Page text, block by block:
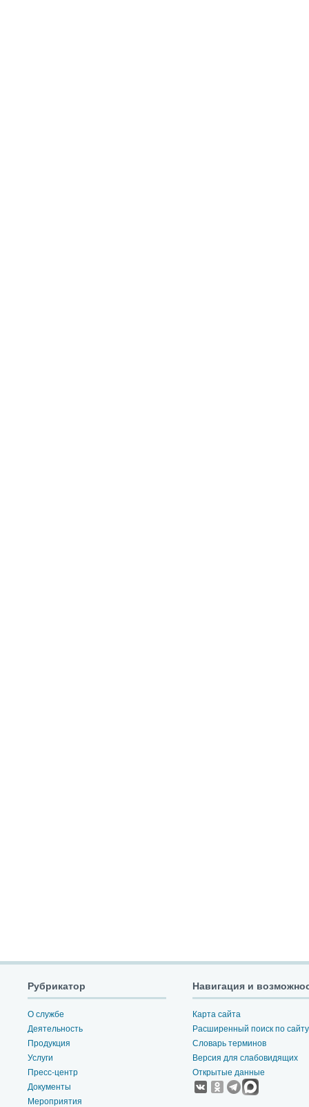
Рубрикатор
О службе
Деятельность
Продукция
Услуги
Пресс-центр
Документы
Мероприятия
Навигация и
Карта сайта
Расширенный поиск по сайту
Словарь терминов
Версия для слабовидящих
Открытые данные